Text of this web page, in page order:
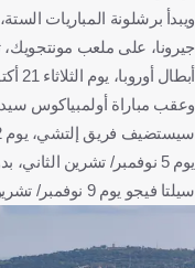
جيرونا، على ملعب
أبطال أوروبا، يوم الثلاثاء 21 أكتوبر/ تشرين أول، على نفس الملعب.
وعقب مباراة أولمبياكوس
يوم 5 نوفمبر/ تشرين
سيلتا فيجو يوم 9 نوفمبر/ تشرين الثاني.